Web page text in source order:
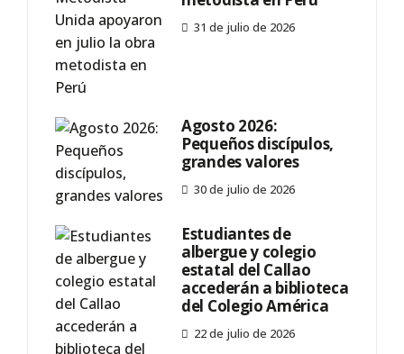
31 de julio de 2026
Agosto 2026:
Pequeños discípulos,
grandes valores
30 de julio de 2026
Estudiantes de
albergue y colegio
estatal del Callao
accederán a biblioteca
del Colegio América
22 de julio de 2026